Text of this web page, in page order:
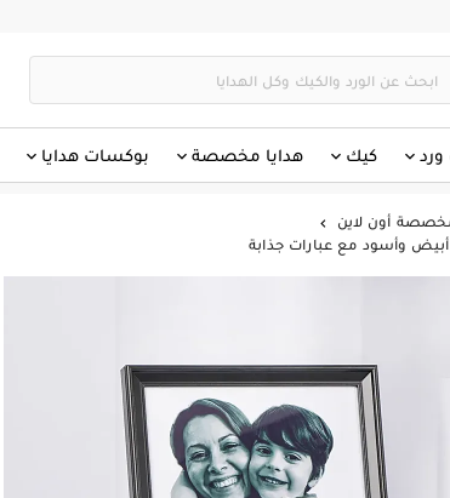
ورد كيك هدايا مخصصة بوكسات هدايا
أون لاين 
أبيض وأسود مع عبارات جذابة